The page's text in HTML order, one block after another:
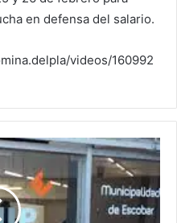
en defensa del salario.
videos/160992